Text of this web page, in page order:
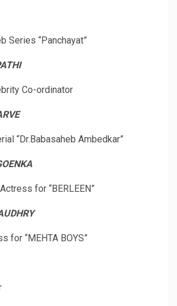
Series “Panchayat”
Co-ordinator
“Dr.Babasaheb Ambedkar”
for “BERLEEN”
for “MEHTA BOYS”